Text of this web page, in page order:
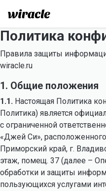
Политика
Правила защиты
wiracle.ru
1. Общие положения
1.1. Настоящая Политика
Политика) является
с ограниченной
«Джей Си»,
Приморский край, г.
этаж, помещ. 37 (далее –
обработки и защиты
пользующихся услугами